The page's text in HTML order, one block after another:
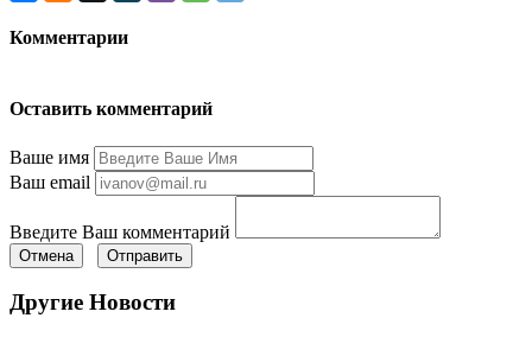
Комментарии
Оставить комментарий
Ваше имя
Ваш email
Введите Ваш комментарий
Отмена Отправить
Другие Новости